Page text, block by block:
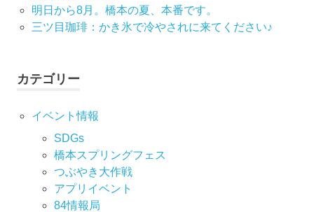
ョ明日から8月。橋本の夏、本番です。
三ツ目珈琲：かき氷で冷やされに来てください♪
カテゴリー
イベント情報
SDGs
橋本スプリングフェス
つぶやき大作戦
アプリイベント
84情報局